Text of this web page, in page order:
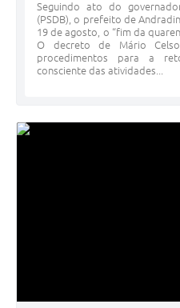
Seguindo ato do
(PSDB), o prefeito de
19 de agosto, o “fim da
O decreto de Mário
procedimentos para a
consciente das atividades...